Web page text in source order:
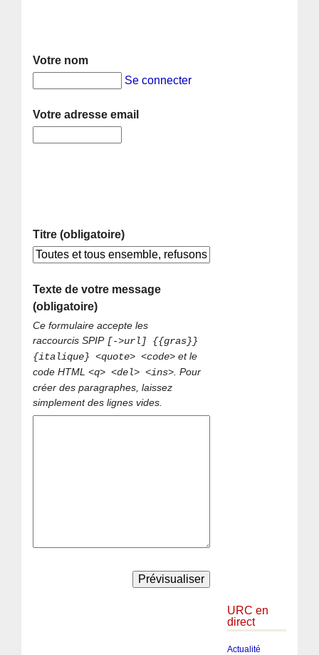
Votre nom
Se connecter
Votre adresse email
Titre (obligatoire)
Texte de votre message
(obligatoire)
Ce formulaire accepte les
raccourcis SPIP [->url] {{gras}}
{italique} <quote> <code> et le
code HTML<q> <del> <ins> . Pour
créer des paragraphes, laissez
simplement des lignes vides.
URC en
direct
Actualité